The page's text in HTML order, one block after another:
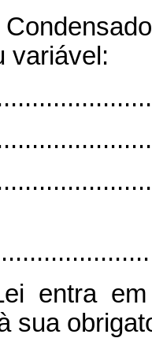
variável:
entra
sua